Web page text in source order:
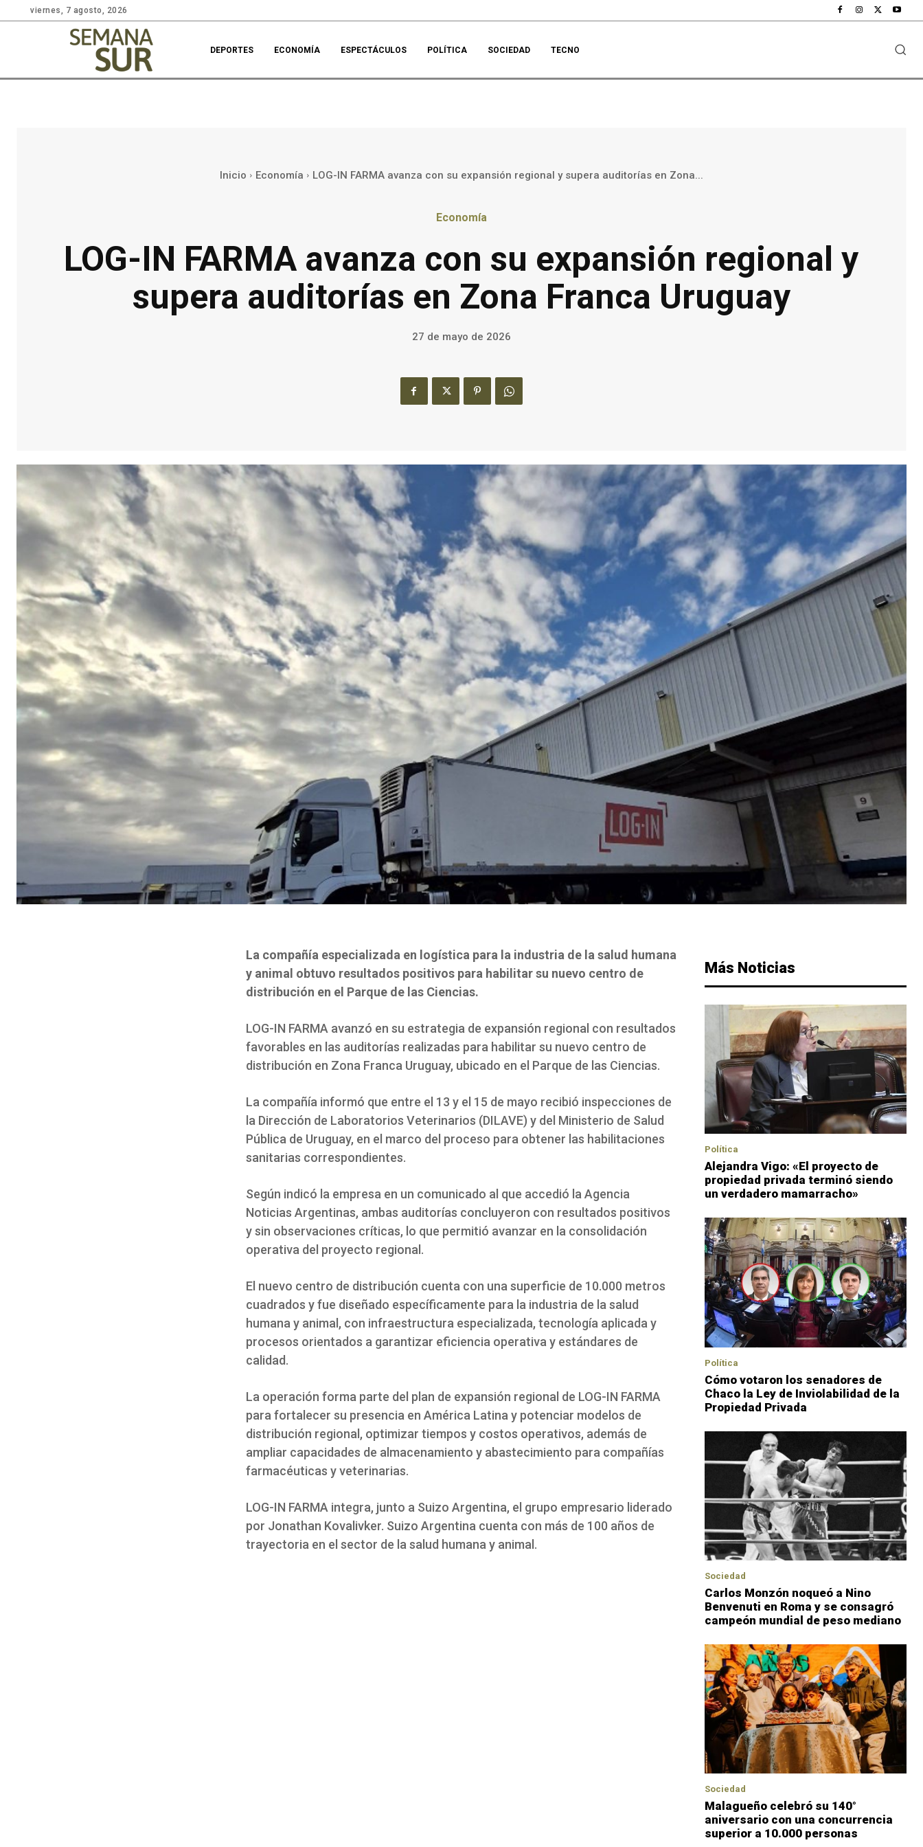
viernes, 7 agosto, 2026
DEPORTES ECONOMÍA ESPECTÁCULOS POLÍTICA SOCIEDAD TECNO
Inicio Economía LOG-IN FARMA avanza con su expansión regional y supera auditorías en Zona...
Economía
LOG-IN FARMA avanza con su expansión regional y
supera auditorías en Zona Franca Uruguay
27 de mayo de 2026
La compañía especializada en logística para la industria de la salud humana
y animal obtuvo resultados positivos para habilitar su nuevo centro de
distribución en el Parque de las Ciencias.
LOG-IN FARMA avanzó en su estrategia de expansión regional con resultados
favorables en las auditorías realizadas para habilitar su nuevo centro de
distribución en Zona Franca Uruguay, ubicado en el Parque de las Ciencias.
La compañía informó que entre el 13 y el 15 de mayo recibió inspecciones de
la Dirección de Laboratorios Veterinarios (DILAVE) y del Ministerio de Salud
Pública de Uruguay, en el marco del proceso para obtener las habilitaciones
sanitarias correspondientes.
Según indicó la empresa en un comunicado al que accedió la Agencia
Noticias Argentinas, ambas auditorías concluyeron con resultados positivos
y sin observaciones críticas, lo que permitió avanzar en la consolidación
operativa del proyecto regional.
El nuevo centro de distribución cuenta con una superficie de 10.000 metros
cuadrados y fue diseñado específicamente para la industria de la salud
humana y animal, con infraestructura especializada, tecnología aplicada y
procesos orientados a garantizar eficiencia operativa y estándares de
calidad.
La operación forma parte del plan de expansión regional de LOG-IN FARMA
para fortalecer su presencia en América Latina y potenciar modelos de
distribución regional, optimizar tiempos y costos operativos, además de
ampliar capacidades de almacenamiento y abastecimiento para compañías
farmacéuticas y veterinarias.
LOG-IN FARMA integra, junto a Suizo Argentina, el grupo empresario liderado
por Jonathan Kovalivker. Suizo Argentina cuenta con más de 100 años de
trayectoria en el sector de la salud humana y animal.
Más Noticias
Política
Alejandra Vigo: «El proyecto de
propiedad privada terminó siendo
un verdadero mamarracho»
Política
Cómo votaron los senadores de
Chaco la Ley de Inviolabilidad de la
Propiedad Privada
Sociedad
Carlos Monzón noqueó a Nino
Benvenuti en Roma y se consagró
campeón mundial de peso mediano
Sociedad
Malagueño celebró su 140°
aniversario con una concurrencia
superior a 10.000 personas